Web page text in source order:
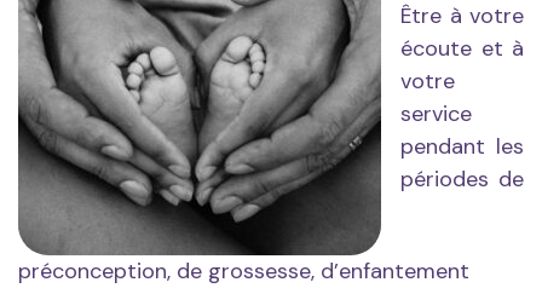
Être à votre
écoute et à
votre
service
pendant les
périodes de
préconception, de grossesse, d’enfantement